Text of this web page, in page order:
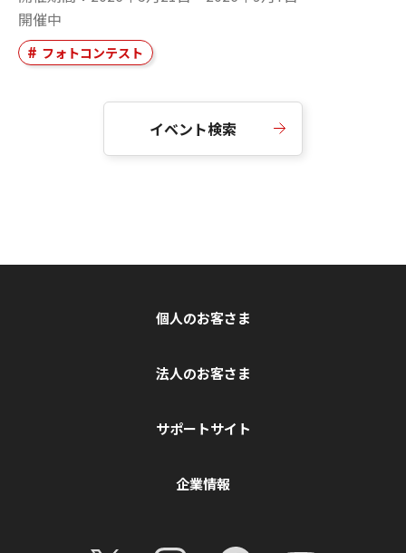
開催中
フォトコンテスト
イベント検索
個人のお客さま
法人のお客さま
サポートサイト
企業情報